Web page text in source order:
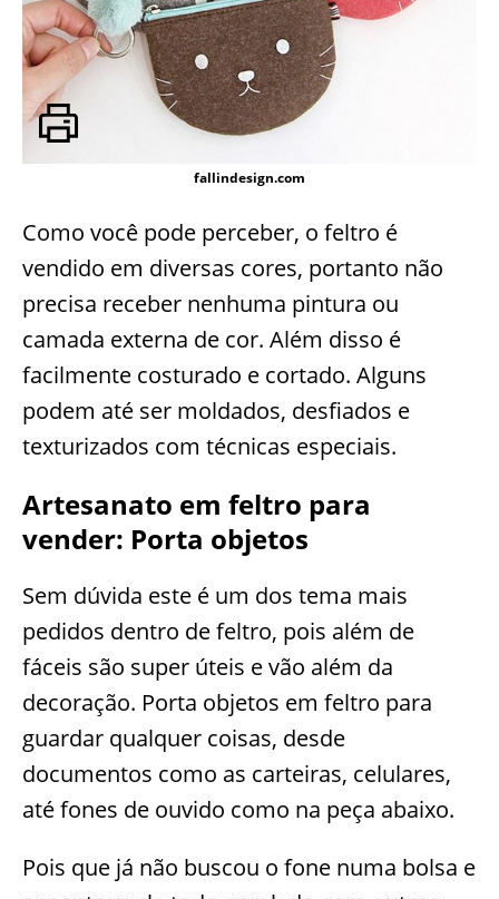
fallindesign.com
Como você pode perceber, o feltro é
vendido em diversas cores, portanto não
precisa receber nenhuma pintura ou
camada externa de cor. Além disso é
facilmente costurado e cortado. Alguns
podem até ser moldados, desfiados e
texturizados com técnicas especiais.
Artesanato em feltro para
vender: Porta objetos
Sem dúvida este é um dos tema mais
pedidos dentro de feltro, pois além de
fáceis são super úteis e vão além da
decoração. Porta objetos em feltro para
guardar qualquer coisas, desde
documentos como as carteiras, celulares,
até fones de ouvido como na peça abaixo.
Pois que já não buscou o fone numa bolsa e